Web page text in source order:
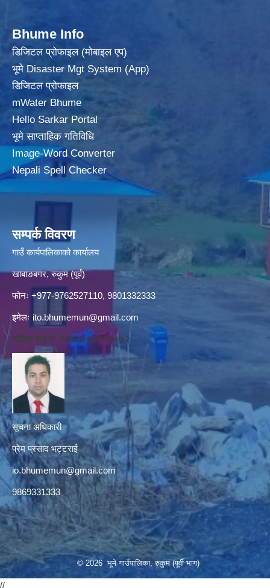
Bhume Info
डिजिटल प्रोफाइल (मोबाइल एप)
भूमे Disaster Mgt System (App)
डिजिटल प्रोफाइल
mWater Bhume
Hello Sarkar Portal
भूमे साप्ताहिक गतिविधि
Image-Word Converter
Nepali Spell Checker
सम्पर्क विवरण
गाउँ कार्यपालिकाको कार्यालय
खाबाङबगर, रुकुम (पूर्व)
फोनः +977-9762527110, 9801332333
इमेलः ito.bhumemun@gmail.com
नोटिस बोर्ड नं. १६१८०८८४१३०७२
सूचना अधिकारी
प्रेम प्रसाद भट्टराई
io.bhumemun@gmail.com
9869331333
© 2026 भूमे गाउँपालिका, रुकुम (पूर्वी भाग)
//